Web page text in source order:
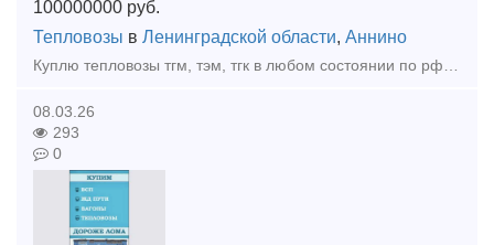
100000000 руб.
Тепловозы в Ленинградской области, Аннино
Куплю тепловозы тгм, тэм, тгк в любом состоянии по рф Расчет любым удобным для вас способом. 89527311117 вотсап телеграмм.
08.03.26
293
0